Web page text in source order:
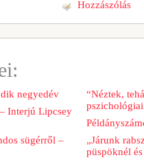
Hozzászólás
negyedév
Interjú Lipcsey
sügérről –
“Néztek,
„Járunk
püspöknél